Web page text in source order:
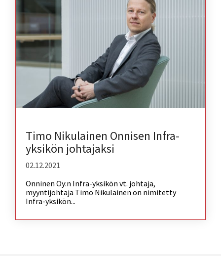
Timo Nikulainen Onnisen Infra-
yksikön johtajaksi
02.12.2021
Onninen Oy:n Infra-yksikön vt. johtaja,
myyntijohtaja Timo Nikulainen on nimitetty
Infra-yksikön...